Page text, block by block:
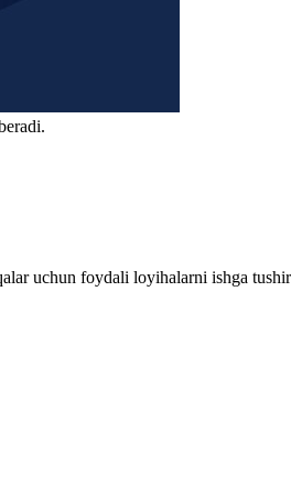
uchun foydali loyihalarni ishga